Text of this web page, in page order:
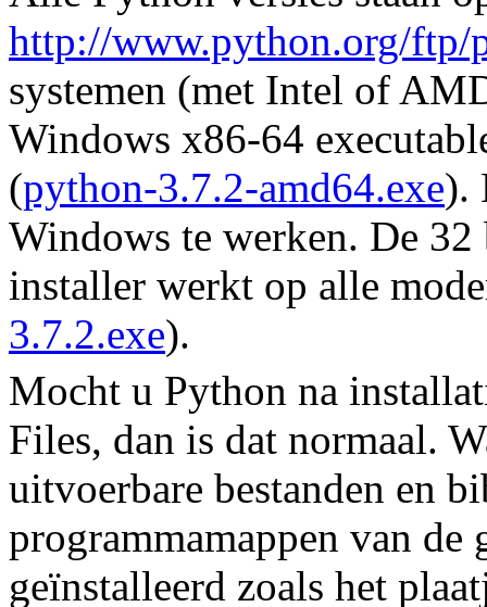
http://www.python.org/ftp/
systemen (met Intel of
Windows x86-64
(python-3.7.2-amd64.exe).
Windows te werken. De
installer werkt op alle
3.7.2.exe).
Mocht u Python na
Files, dan is dat normaal.
uitvoerbare bestanden en
programmamappen van
geïnstalleerd zoals het